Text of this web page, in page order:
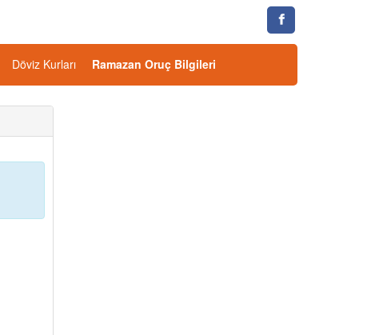
Döviz Kurları Ramazan Oruç Bilgileri